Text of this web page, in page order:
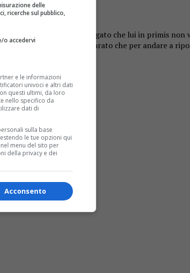
chiuse le puntate
ha spiegato che lui in primis
unagaffe quando ha dichiarato che per andare a
delle
ricerche sul pubblico,
o accedervi
e le informazioni
univoci e altri dati
questi ultimi, da loro
nello specifico da
dati di
sulla base
le tue opzioni qui
menu del sito per
della privacy e dei
Acconsento